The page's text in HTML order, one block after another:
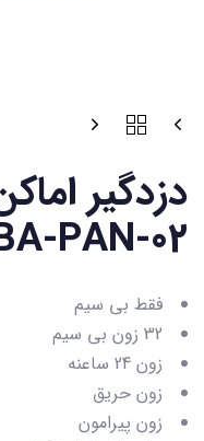
دزدگیر
PAN-02
فقط بی سیم
32 زون بی سیم
زون 24 ساعنه
زون حریق
زون پیرامون